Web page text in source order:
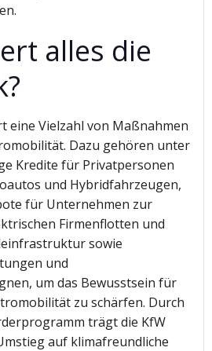
alles die
eine Vielzahl von Maßnahmen
Dazu gehören unter
Kredite für Privatpersonen
und Hybridfahrzeugen,
für Unternehmen zur
Firmenflotten und
sowie
und
um das Bewusstsein für
zu schärfen. Durch
trägt die KfW
auf klimafreundliche